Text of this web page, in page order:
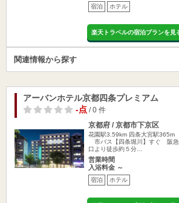
宿泊 ホテル
楽天トラベルの宿泊プランを見
関連情報から探す
アーバンホテル京都四条プレミアム
-点/ 0 件
京都府 / 京都市下京区
花園駅3.59km 四条大宮駅365m
市バス【四条堀川】すぐ 阪急
口より徒歩約５分…
営業時間
入浴料金 ～
宿泊 ホテル